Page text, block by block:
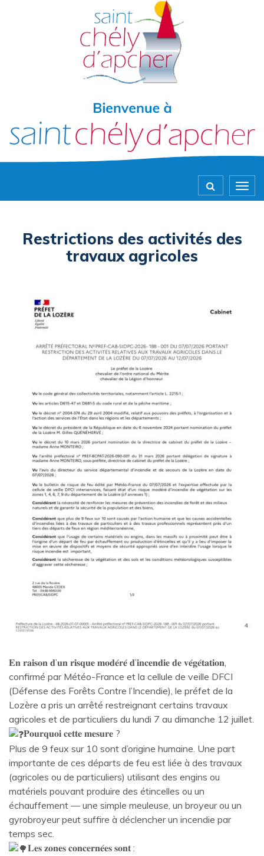
Restrictions des activités des
travaux agricoles
𝐄𝐧 𝐫𝐚𝐢𝐬𝐨𝐧 𝐝’𝐮𝐧 𝐫𝐢𝐬𝐪𝐮𝐞 𝐦𝐨𝐝𝐞́𝐫𝐞́ 𝐝’𝐢𝐧𝐜𝐞𝐧𝐝𝐢𝐞 𝐝𝐞 𝐯𝐞́𝐠𝐞́𝐭𝐚𝐭𝐢𝐨𝐧,
confirmé par Météo-France et la cellule de veille DFCI
(Défense des Forêts Contre l’Incendie), le préfet de la
Lozère a pris un arrêté restreignant certains travaux
agricoles et de particuliers du lundi 7 au dimanche 12 juillet.
𝐏𝐨𝐮𝐫𝐪𝐮𝐨𝐢 𝐜𝐞𝐭𝐭𝐞 𝐦𝐞𝐬𝐮𝐫𝐞 ?
Plus de 9 feux sur 10 sont d’origine humaine. Une part
importante de ces départs de feu est liée à des travaux
(agricoles ou de particuliers) utilisant des engins ou
matériels pouvant produire des étincelles ou un
échauffement — une simple meuleuse, un broyeur ou un
gyrobroyeur peut suffire à déclencher un incendie par
temps sec.
𝐋𝐞𝐬 𝐳𝐨𝐧𝐞𝐬 𝐜𝐨𝐧𝐜𝐞𝐫𝐧𝐞́𝐞𝐬 𝐬𝐨𝐧𝐭 :